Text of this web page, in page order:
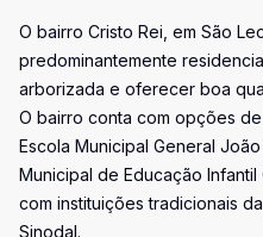
O bairro Cristo Rei, em São
predominantemente
arborizada e oferecer boa
O bairro conta com opções
Escola Municipal General
Municipal de Educação
com instituições tradicionais
Sinodal.